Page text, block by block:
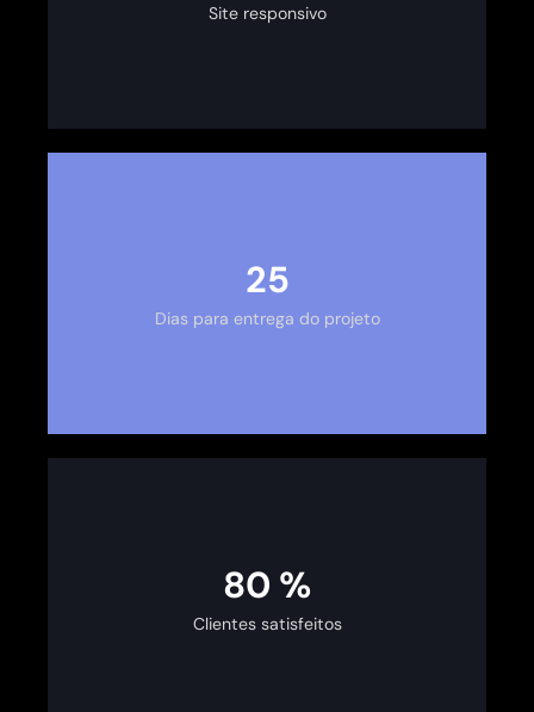
Site responsivo
30
Dias para entrega do projeto
100 %
Clientes satisfeitos